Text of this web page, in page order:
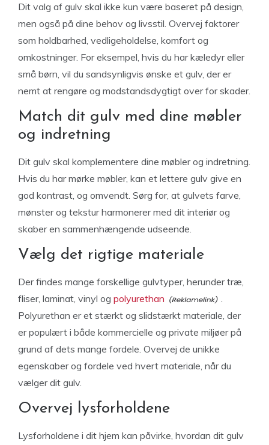
Dit valg af gulv skal ikke kun være baseret på design,
men også på dine behov og livsstil. Overvej faktorer
som holdbarhed, vedligeholdelse, komfort og
omkostninger. For eksempel, hvis du har kæledyr eller
små børn, vil du sandsynligvis ønske et gulv, der er
nemt at rengøre og modstandsdygtigt over for skader.
Match dit gulv med dine møbler
og indretning
Dit gulv skal komplementere dine møbler og indretning.
Hvis du har mørke møbler, kan et lettere gulv give en
god kontrast, og omvendt. Sørg for, at gulvets farve,
mønster og tekstur harmonerer med dit interiør og
skaber en sammenhængende udseende.
Vælg det rigtige materiale
Der findes mange forskellige gulvtyper, herunder træ,
fliser, laminat, vinyl og polyurethan
.
Polyurethan er et stærkt og slidstærkt materiale, der
er populært i både kommercielle og private miljøer på
grund af dets mange fordele. Overvej de unikke
egenskaber og fordele ved hvert materiale, når du
vælger dit gulv.
Overvej lysforholdene
Lysforholdene i dit hjem kan påvirke, hvordan dit gulv